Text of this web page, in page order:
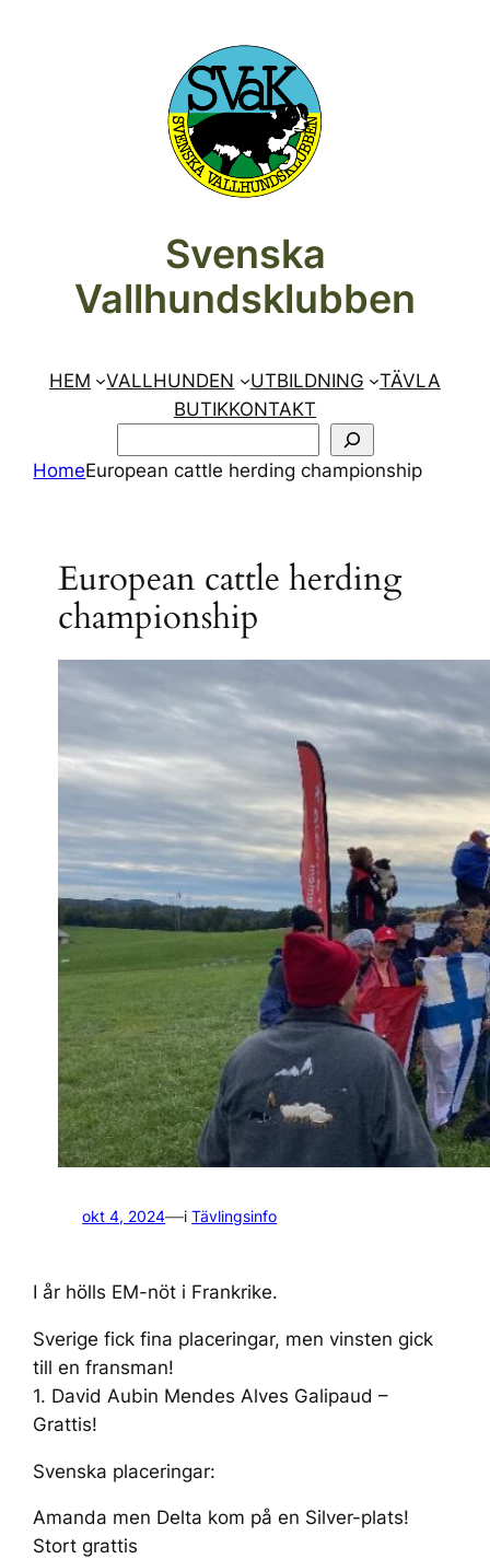
Svenska
Vallhundsklubben
HEM VALLHUNDEN UTBILDNING
TÄVLA
BUTIKKONTAKT
HomeEuropean cattle herding championship
European cattle herding
championship
okt 4, 2024—iTävlingsinfo
I år hölls EM-nöt i Frankrike.
Sverige fick fina placeringar, men vinsten gick
till en fransman!
1. David Aubin Mendes Alves Galipaud –
Grattis!
Svenska placeringar:
Amanda men Delta kom på en Silver-plats!
Stort grattis